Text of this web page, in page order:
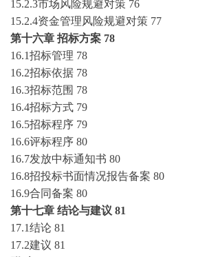
15.2.3市场风险规避对策 76
15.2.4资金管理风险规避对策 77
第十六章 招标方案 78
16.1招标管理 78
16.2招标依据 78
16.3招标范围 78
16.4招标方式 79
16.5招标程序 79
16.6评标程序 80
16.7发放中标通知书 80
16.8招投标书面情况报告备案 80
16.9合同备案 80
第十七章 结论与建议 81
17.1结论 81
17.2建议 81